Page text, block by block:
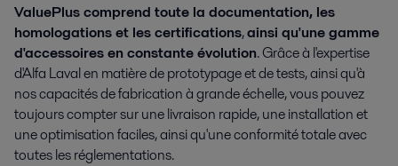
ValuePlus comprend toute la documentation, les
homologations et les certifications,ainsi qu'une gamme
d'accessoires en constante évolution. Grâce à l'expertise
d'Alfa Laval en matière de prototypage et de tests, ainsi qu'à
nos capacités de fabrication à grande échelle, vous pouvez
toujours compter sur une livraison rapide, une installation et
une optimisation faciles, ainsi qu'une conformité totale avec
toutes les réglementations.